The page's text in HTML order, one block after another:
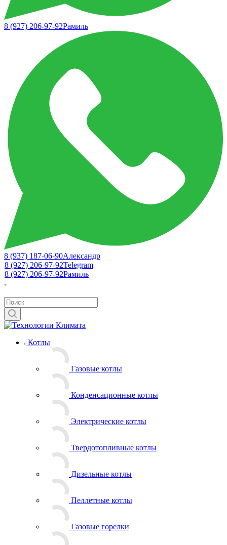
8 (927) 206-97-92Рамиль
8 (937) 187-06-90Александр
8 (927) 206-97-92Telegram
8 (927) 206-97-92Рамиль
Котлы
Газовые котлы
Конденсационные котлы
Электрические котлы
Твердотопливные котлы
Дизельные котлы
Пеллетные котлы
Газовые горелки